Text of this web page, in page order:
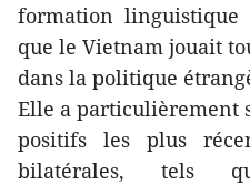
formation linguistique
que le Vietnam jouait
dans la politique
Elle a particulièrement
positifs les plus
bilatérales, tels